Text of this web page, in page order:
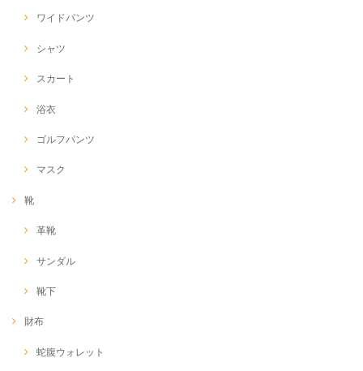
ワイドパンツ
シャツ
スカート
浴衣
ゴルフパンツ
マスク
靴
革靴
サンダル
靴下
財布
蛇腹ウォレット